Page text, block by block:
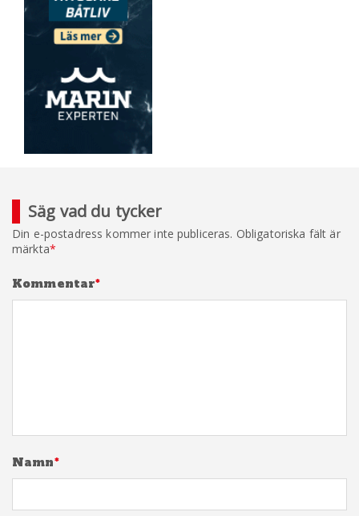
Säg vad du tycker
Din e-postadress kommer inte publiceras. Obligatoriska fält är
märkta*
Kommentar*
Namn*